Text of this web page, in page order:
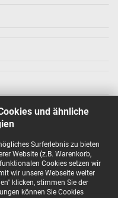
und ähnliche
Surferlebnis zu bieten
Website (z.B. Warenkorb,
Cookies setzen wir
wir unsere Webseite weiter
klicken, stimmen Sie der
können Sie Cookies